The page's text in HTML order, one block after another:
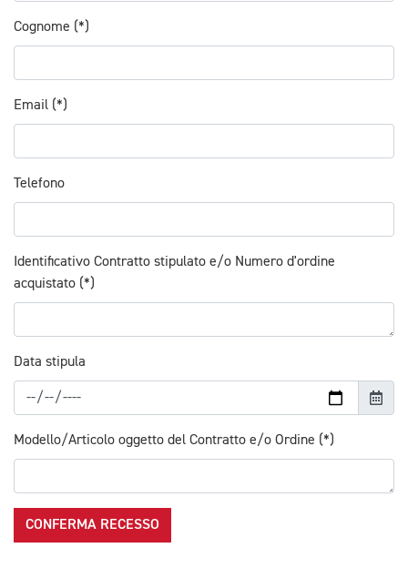
Cognome (*)
Email (*)
Telefono
Identificativo Contratto stipulato e/o Numero d'ordine
acquistato (*)
Data stipula
Modello/Articolo oggetto del Contratto e/o Ordine (*)
CONFERMA RECESSO